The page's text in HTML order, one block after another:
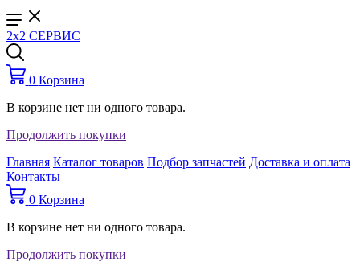
2x2 СЕРВИС
0 Корзина
В корзине нет ни одного товара.
Продолжить покупки
Главная Каталог товаров Подбор запчастей Доставка и оплата
Контакты
0 Корзина
В корзине нет ни одного товара.
Продолжить покупки